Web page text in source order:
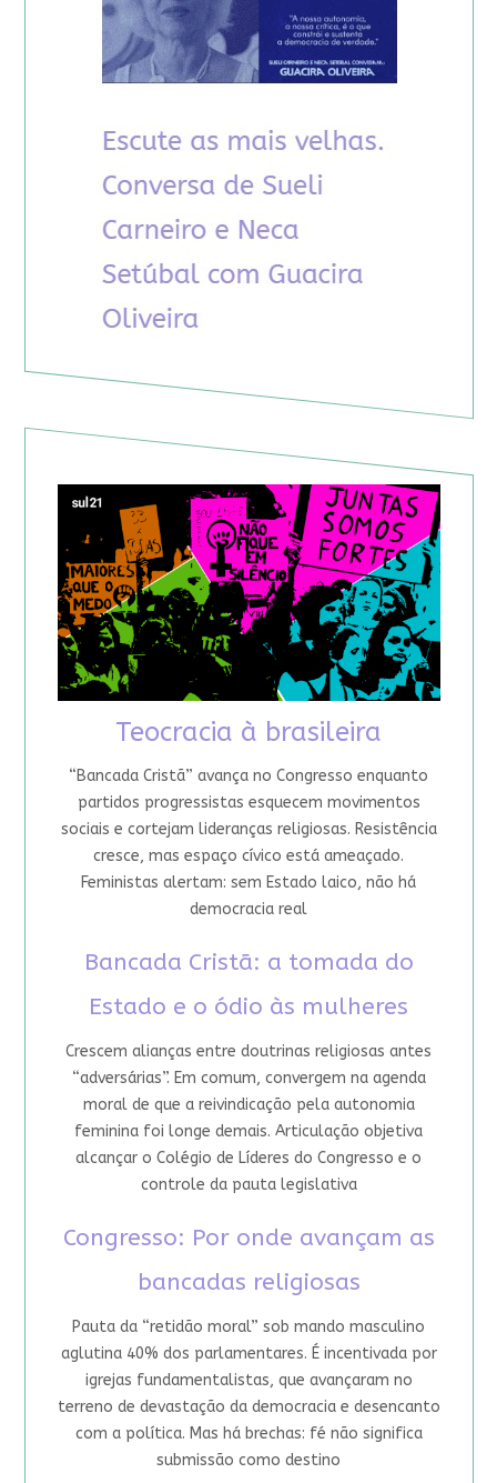
Teocracia à brasileira
“Bancada Cristã” avança no Congresso enquanto
partidos progressistas esquecem movimentos
sociais e cortejam lideranças religiosas. Resistência
cresce, mas espaço cívico está ameaçado.
Feministas alertam: sem Estado laico, não há
democracia real
Bancada Cristã: a tomada do
Estado e o ódio às mulheres
Crescem alianças entre doutrinas religiosas antes
“adversárias”. Em comum, convergem na agenda
moral de que a reivindicação pela autonomia
feminina foi longe demais. Articulação objetiva
alcançar o Colégio de Líderes do Congresso e o
controle da pauta legislativa
Congresso: Por onde avançam as
bancadas religiosas
Pauta da “retidão moral” sob mando masculino
aglutina 40% dos parlamentares. É incentivada por
igrejas fundamentalistas, que avançaram no
terreno de devastação da democracia e desencanto
com a política. Mas há brechas: fé não significa
submissão como destino